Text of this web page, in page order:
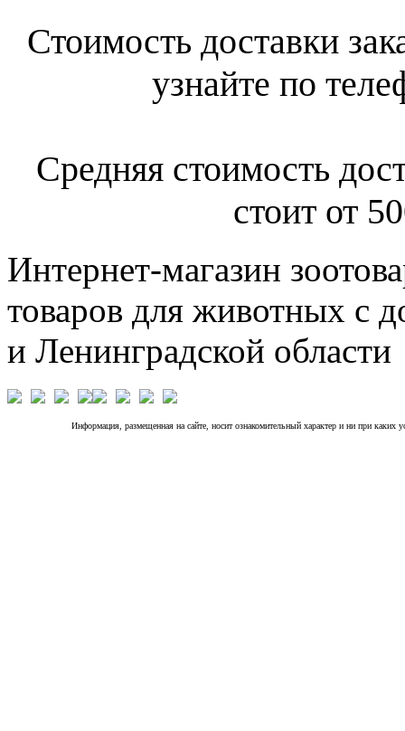
Стоимость доставки
узнайте по
Средняя стоимость
стоит от
Интернет-магазин
товаров для животных с
и Ленинградской области
Информация, размещенная на сайте, носит ознакомительный характер и ни при